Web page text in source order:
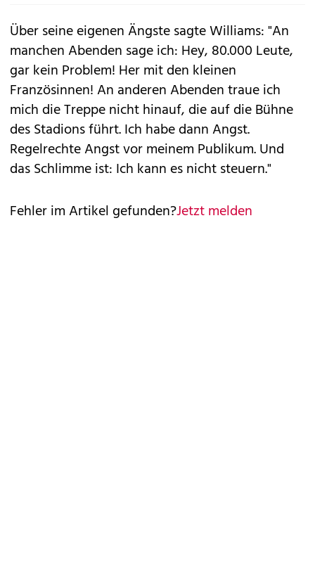
Über seine eigenen Ängste sagteWilliams: "An
manchen Abenden sage ich: Hey, 80.000 Leute,
gar kein Problem! Her mit den kleinen
Französinnen! An anderen Abenden traue ich
mich die Treppe nicht hinauf, die auf die Bühne
des Stadions führt. Ich habe dann Angst.
Regelrechte Angst vor meinem Publikum. Und
das Schlimme ist: Ich kann es nicht steuern."
Fehler im Artikel gefunden?Jetzt melden